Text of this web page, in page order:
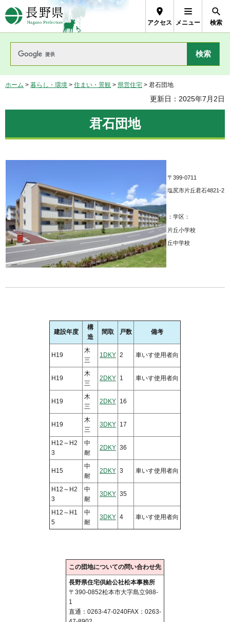
長野県Nagano Prefecture
アクセス メニュー 検索
ホーム > 暮らし・環境 > 住まい・景観 > 県営住宅 > 君石団地
更新日：2025年7月2日
君石団地
〒399-0711
塩尻市片丘君石4821-2
：学区：
片丘小学校
丘中学校
建設年度
構
造
間取 戸数 備考
H19
木
三
1DKY 2 車いす使用者向
H19
木
三
2DKY 1 車いす使用者向
H19
木
三
2DKY 16
H19
木
三
3DKY 17
H12～H2
3
中
耐
2DKY 36
H15
中
耐
2DKY 3 車いす使用者向
H12～H2
3
中
耐
3DKY 35
H12～H1
5
中
耐
3DKY 4 車いす使用者向
この団地についての問い合わせ先
長野県住宅供給公社松本事務所
〒390-0852松本市大字島立988-
1
直通：0263-47-0240FAX：0263-